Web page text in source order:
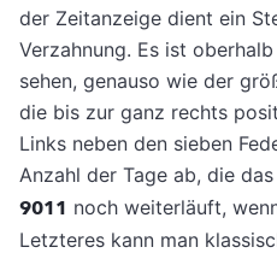
der Zeitanzeige dient ein
Verzahnung. Es ist
sehen, genauso wie der
die bis zur ganz rechts
Links neben den sieben
Anzahl der Tage ab, die das
9011 noch weiterläuft,
Letzteres kann man